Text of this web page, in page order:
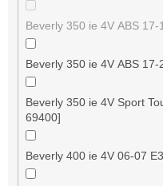
Beverly 350 ie 4V ABS
Beverly 350 ie 4V ABS
Beverly 350 ie 4V Sport
69400]
Beverly 400 ie 4V 06-07